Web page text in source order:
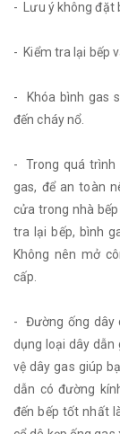
- Lưu ý không đặt
- Kiểm tra lại bếp
- Khóa bình gas
đến cháy nổ.
- Trong quá trình
gas, để an toàn
cửa trong nhà
tra lại bếp, bình
Không nên mở
cấp.
- Đường ống dây
dụng loại dây dẫn
vệ dây gas giúp
dẫn có đường
đến bếp tốt nhất